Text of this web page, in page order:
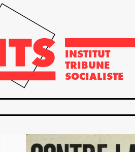
INSTITUT
TRIBUNE
SOCIALISTE